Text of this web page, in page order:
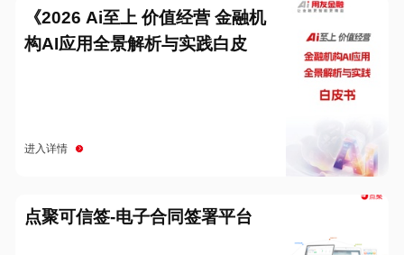
《2026 Ai至上 价值经营 金融机
构AI应用全景解析与实践白皮
进入详情
点聚可信签-电子合同签署平台